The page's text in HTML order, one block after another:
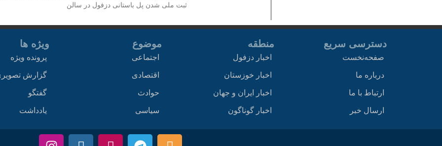
ثبت ملی شدن پل باستانی دزفول در سالن
دسترسی سریع
صفحه‌نخست
درباره ما
ارتباط با ما
ارسال خبر
منطقه
اخبار دزفول
اخبار خوزستان
اخبار ایران و جهان
اخبار گوناگون
موضوع
اجتماعی
اقتصادی
حوادث
سیاسی
ویژه ها
پرونده ویژه
گزارش
گفتگو
یادداشت